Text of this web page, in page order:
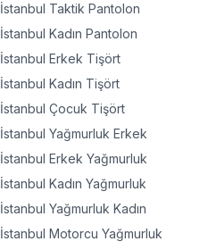
İstanbul Taktik Pantolon
İstanbul Kadın Pantolon
İstanbul Erkek Tişört
İstanbul Kadın Tişört
İstanbul Çocuk Tişört
İstanbul Yağmurluk Erkek
İstanbul Erkek Yağmurluk
İstanbul Kadın Yağmurluk
İstanbul Yağmurluk Kadın
İstanbul Motorcu Yağmurluk